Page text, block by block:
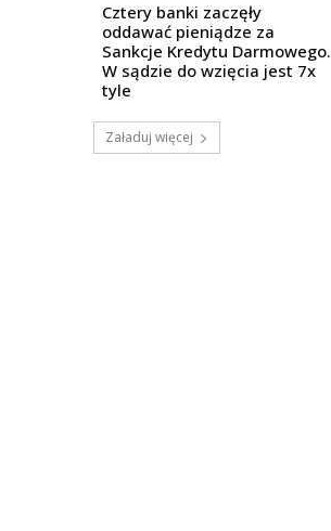
Cztery banki zaczęły
oddawać pieniądze za
Sankcje Kredytu Darmowego.
W sądzie do wzięcia jest 7x
tyle
Załaduj więcej